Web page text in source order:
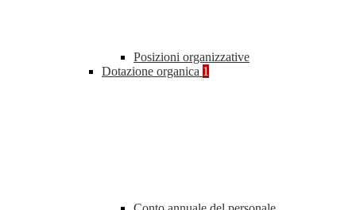
Posizioni organizzative
Dotazione organica 1